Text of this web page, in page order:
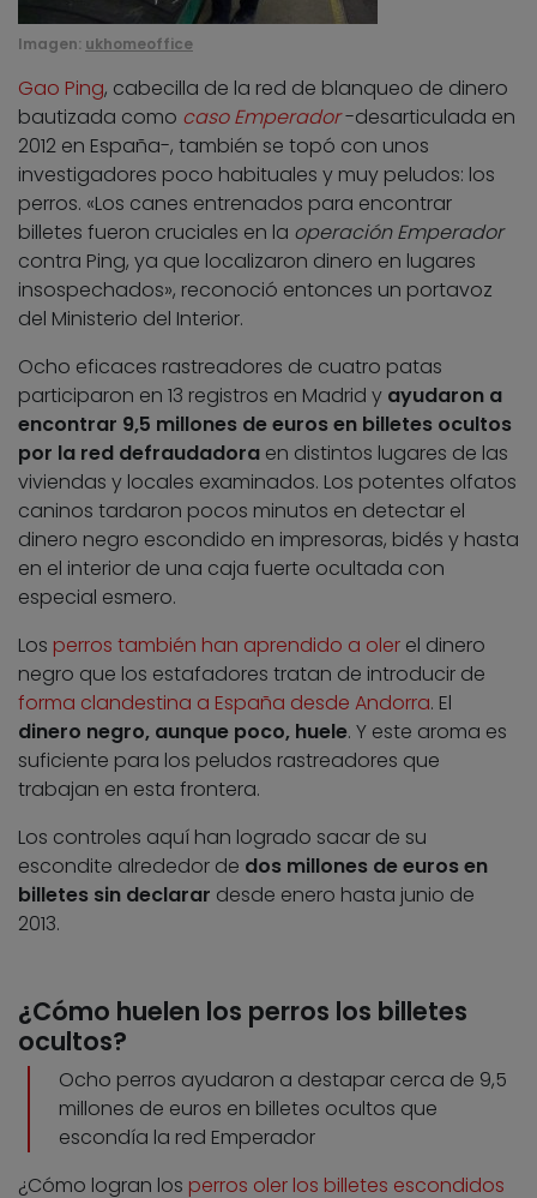
Imagen: ukhomeoffice
Gao Ping, cabecilla de la red de blanqueo de dinero
bautizada como caso Emperador-desarticulada en
2012 en España-, también se topó con unos
investigadores poco habituales y muy peludos: los
perros. «Los canes entrenados para encontrar
billetes fueron cruciales en la operación Emperador
contra Ping, ya que localizaron dinero en lugares
insospechados», reconoció entonces un portavoz
del Ministerio del Interior.
Ocho eficaces rastreadores de cuatro patas
participaron en 13 registros en Madrid y ayudaron a
encontrar 9,5 millones de euros en billetes ocultos
por la red defraudadora en distintos lugares de las
viviendas y locales examinados. Los potentes olfatos
caninos tardaron pocos minutos en detectar el
dinero negro escondido en impresoras, bidés y hasta
en el interior de una caja fuerte ocultada con
especial esmero.
Los perros también han aprendido a oler el dinero
negro que los estafadores tratan de introducir de
forma clandestina a España desde Andorra. El
dinero negro, aunque poco, huele. Y este aroma es
suficiente para los peludos rastreadores que
trabajan en esta frontera.
Los controles aquí han logrado sacar de su
escondite alrededor de dos millones de euros en
billetes sin declarar desde enero hasta junio de
2013.
¿Cómo huelen los perros los billetes
ocultos?
Ocho perros ayudaron a destapar cerca de 9,5
millones de euros en billetes ocultos que
escondía la red Emperador
¿Cómo logran los perros oler los billetes escondidos